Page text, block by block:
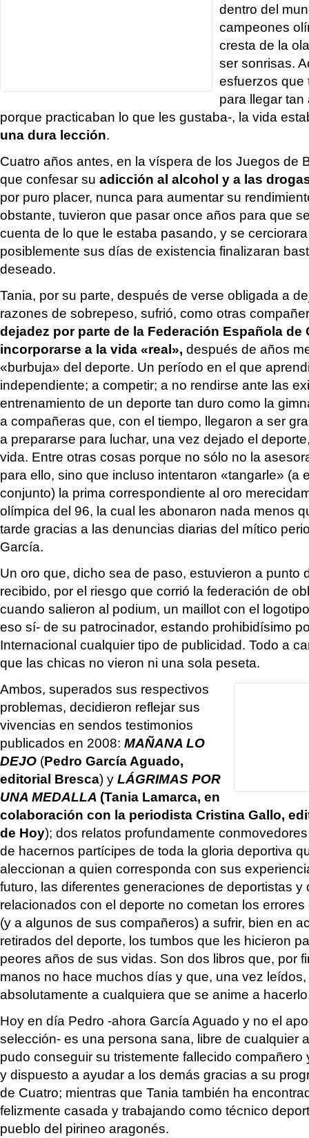
dentro del
campeones
cresta de la
ser sonrisas.
esfuerzos que
para llegar
porque practicaban lo que les gustaba-, la vida
una dura lección.
Cuatro años antes, en la víspera de los Juegos de
que confesar su adicción al alcohol y a las
por puro placer, nunca para aumentar su
obstante, tuvieron que pasar once años para que
cuenta de lo que le estaba pasando, y se
posiblemente sus días de existencia finalizaran
deseado.
Tania, por su parte, después de verse obligada a
razones de sobrepeso, sufrió, como otras
dejadez por parte de la Federación Española de
incorporarse a la vida «real», después de años
«burbuja» del deporte. Un período en el que
independiente; a competir; a no rendirse ante las
entrenamiento de un deporte tan duro como la
a compañeras que, con el tiempo, llegaron a ser
a prepararse para luchar, una vez dejado el
vida. Entre otras cosas porque no sólo no la
para ello, sino que incluso intentaron «tangarle» (a
conjunto) la prima correspondiente al oro
olímpica del 96, la cual les abonaron nada menos
tarde gracias a las denuncias diarias del mítico
García.
Un oro que, dicho sea de paso, estuvieron a punto
recibido, por el riesgo que corrió la federación de
cuando salieron al podium, un maillot con el
eso sí- de su patrocinador, estando prohibidísimo
Internacional cualquier tipo de publicidad. Todo a
que las chicas no vieron ni una sola peseta.
Ambos, superados sus respectivos
problemas, decidieron reflejar sus
vivencias en sendos testimonios
publicados en 2008: MAÑANA LO
DEJO (Pedro García Aguado,
editorial Bresca) y LÁGRIMAS POR
UNA MEDALLA (Tania Lamarca, en
colaboración con la periodista Cristina Gallo,
de Hoy); dos relatos profundamente
de hacernos partícipes de toda la gloria deportiva
aleccionan a quien corresponda con sus
futuro, las diferentes generaciones de deportistas y
relacionados con el deporte no cometan los
(y a algunos de sus compañeros) a sufrir, bien en
retirados del deporte, los tumbos que les hicieron
peores años de sus vidas. Son dos libros que, por
manos no hace muchos días y que, una vez
absolutamente a cualquiera que se anime a
Hoy en día Pedro -ahora García Aguado y no el
selección- es una persona sana, libre de cualquier
pudo conseguir su tristemente fallecido compañero
y dispuesto a ayudar a los demás gracias a su
de Cuatro; mientras que Tania también ha
felizmente casada y trabajando como técnico
pueblo del pirineo aragonés.